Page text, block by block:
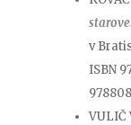
v
ISBN
VULIČ